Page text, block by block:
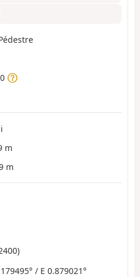
m
m
/ E 0.879021°